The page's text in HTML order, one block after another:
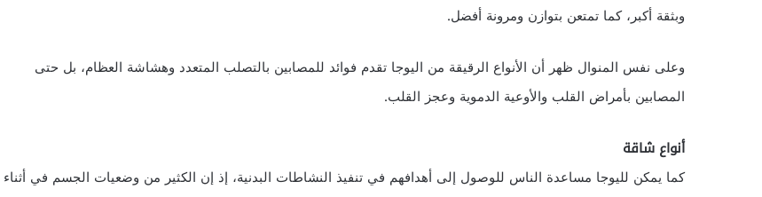
وبثقة أكبر، كما تمتعن بتوازن ومرونة أفضل.
وعلى نفس المنوال ظهر أن الأنواع الرقيقة من اليوجا تقدم فوائد للمصابين بالتصلب المتعدد وهشاشة العظام، بل حتى
المصابين بأمراض القلب والأوعية الدموية وعجز القلب.
أنواع شاقة
كما يمكن لليوجا مساعدة الناس للوصول إلى أهدافهم في تنفيذ النشاطات البدنية، إذ إن الكثير من وضعيات الجسم في أثناء